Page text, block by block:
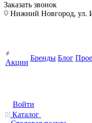
Заказать звонок
Нижний Новгород, ул.
Акции
Бренды Блог
Войти
Каталог